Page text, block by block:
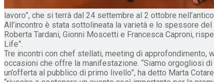
lavoro”, che si terrà dal 24 settembre al 2 ottobre
All’incontro è stata sottolineata la varietà e lo spessore
Roberta Tardani, Gionni Moscetti e Francesca Caproni,
Life”.
Tre incontri con chef stellati, meeting di approfondimento,
occasioni che offre la manifestazione. “Siamo orgogliosi
un’offerta al pubblico di primo livello”, ha detto Marta